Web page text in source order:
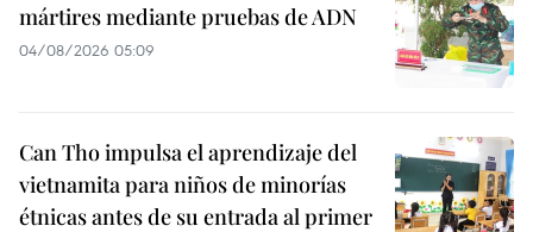
mártires mediante pruebas de ADN
04/08/2026 05:09
Can Tho impulsa el aprendizaje del
vietnamita para niños de minorías
étnicas antes de su entrada al primer